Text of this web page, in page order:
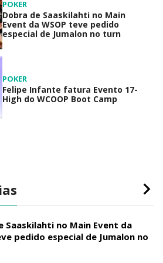
POKER
Dobra de Saaskilahti no Main
Event da WSOP teve pedido
especial de Jumalon no turn
POKER
Felipe Infante fatura Evento 17-
High do WCOOP Boot Camp
Saaskilahti no Main Event da
pedido especial de Jumalon no